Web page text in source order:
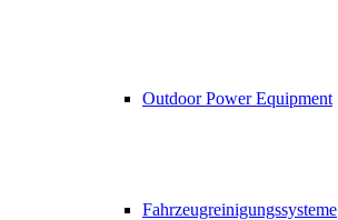
Outdoor Power Equipment
Fahrzeugreinigungssysteme